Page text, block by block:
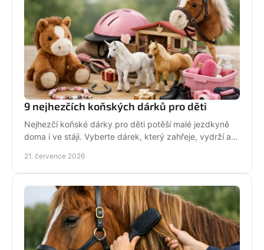
9 nejhezčích koňských dárků pro děti
Nejhezčí koňské dárky pro děti potěší malé jezdkyně
doma i ve stáji. Vyberte dárek, který zahřeje, vydrží a
21. července 2026